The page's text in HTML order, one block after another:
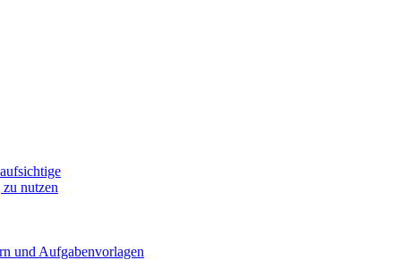
nutzen
und Aufgabenvorlagen